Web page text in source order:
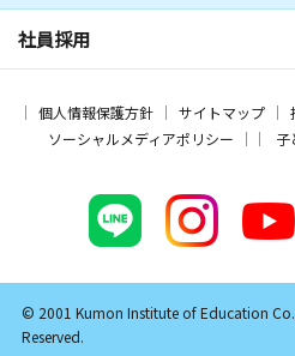
社員採用
個人情報保護方針 サイトマップ
ソーシャルメディアポリシー
子
© 2001 Kumon Institute of Education
Reserved.